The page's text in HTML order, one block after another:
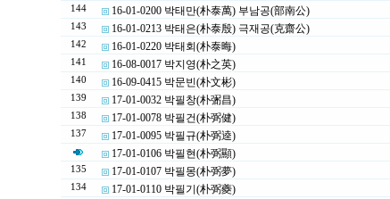
144
16-01-0200 박태만(朴泰萬) 부남공(部南公)
143
16-01-0213 박태은(朴泰殷) 극재공(克齋公)
142
16-01-0220 박태회(朴泰晦)
141
16-08-0017 박지영(朴之英)
140
16-09-0415 박문빈(朴文彬)
139
17-01-0032 박필창(朴弻昌)
138
17-01-0078 박필건(朴弼健)
137
17-01-0095 박필규(朴弼逵)
17-01-0106 박필현(朴弼顯)
135
17-01-0107 박필몽(朴弼夢)
134
17-01-0110 박필기(朴弼夔)